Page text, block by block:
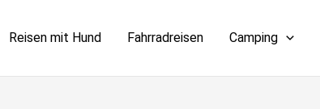
Reisen mit Hund Fahrradreisen Camping